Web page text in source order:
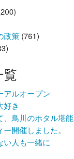
政策(761)
覧
アルオープン
好き
鳥川のホタル堪能
開催しました。
い人も一緒に